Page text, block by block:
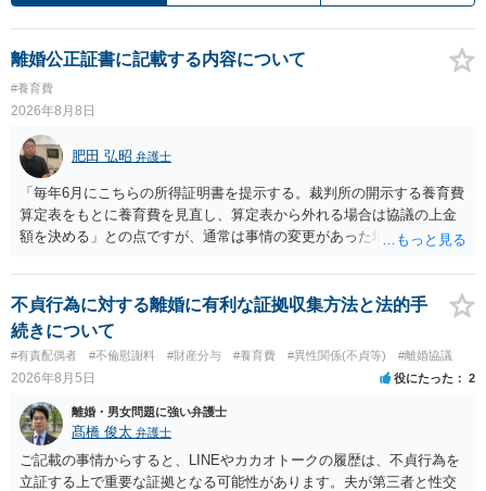
離婚公正証書に記載する内容について
#養育費
2026年8月8日
肥田 弘昭 弁護士
「毎年6月にこちらの所得証明書を提示する。裁判所の開示する養育費
算定表をもとに養育費を見直し、算定表から外れる場合は協議の上金
額を決める」との点ですが、通常は事情の変更があった場合に変更し
来なかった事情の変更により双方協議の上増減出来る」と「通知義務
に勤務先」が含まれているので、私に収入が入った事は相手に通知が
行く事になり、上記のような文言が無くても養育費の見直しは適宜出
来るかと思うのですが違うのでしょうか？との点はそのとおりかと思
います。養育費は事情の変更があった場合に変更するので毎年見直す
ことはあまりないです。ご参考にしてください。
不貞行為に対する離婚に有利な証拠収集方法と法的手
続きについて
#有責配偶者 #不倫慰謝料 #財産分与 #養育費 #異性関係(不貞等) #離婚協議
2026年8月5日 役にたった 2
離婚・男女問題に強い弁護士
髙橋 俊太 弁護士
ご記載の事情からすると、LINEやカカオトークの履歴は、不貞行為を
立証する上で重要な証拠となる可能性があります。夫が第三者と性交